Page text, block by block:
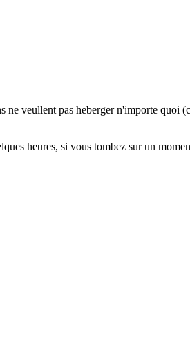
veullent pas heberger n'importe quoi
heures, si vous tombez sur un